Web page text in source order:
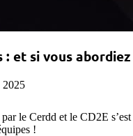
: et si vous
2025
le Cerdd et le CD2E
!